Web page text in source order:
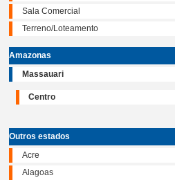
Sala Comercial
Terreno/Loteamento
Amazonas
Massauari
Centro
Outros estados
Acre
Alagoas